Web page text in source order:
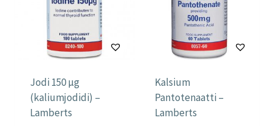
Jodi 150 µg
(kaliumjodidi) –
Lamberts
Kalsium
Pantotenaatti –
Lamberts